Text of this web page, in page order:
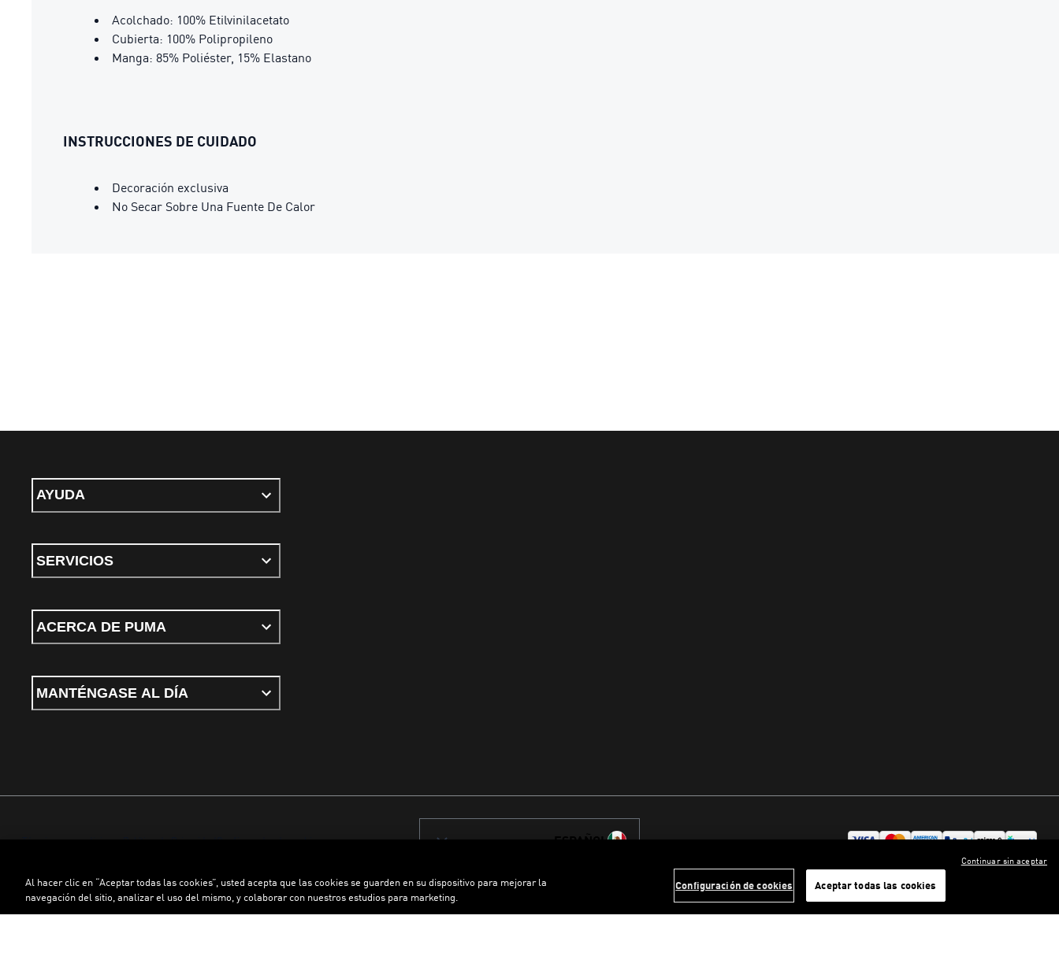
Acolchado: 100% Etilvinilacetato
Cubierta: 100% Polipropileno
Manga: 85% Poliéster, 15% Elastano
INSTRUCCIONES DE CUIDADO
Decoración exclusiva
No Secar Sobre Una Fuente De Calor
AYUDA
SERVICIOS
ACERCA DE PUMA
MANTÉNGASE AL DÍA
Términos y condiciones Política de PrivacidadConfigurador de cookies
©PUMA, 2026. Todos los derechos reservados
Al hacer clic en “Aceptar todas las cookies”, usted acepta que las cookies se guarden en su dispositivo para mejorar la
navegación del sitio, analizar el uso del mismo, y colaborar con nuestros estudios para marketing.
Configuración de cookies Aceptar todas las cookies
Continuar sin aceptar